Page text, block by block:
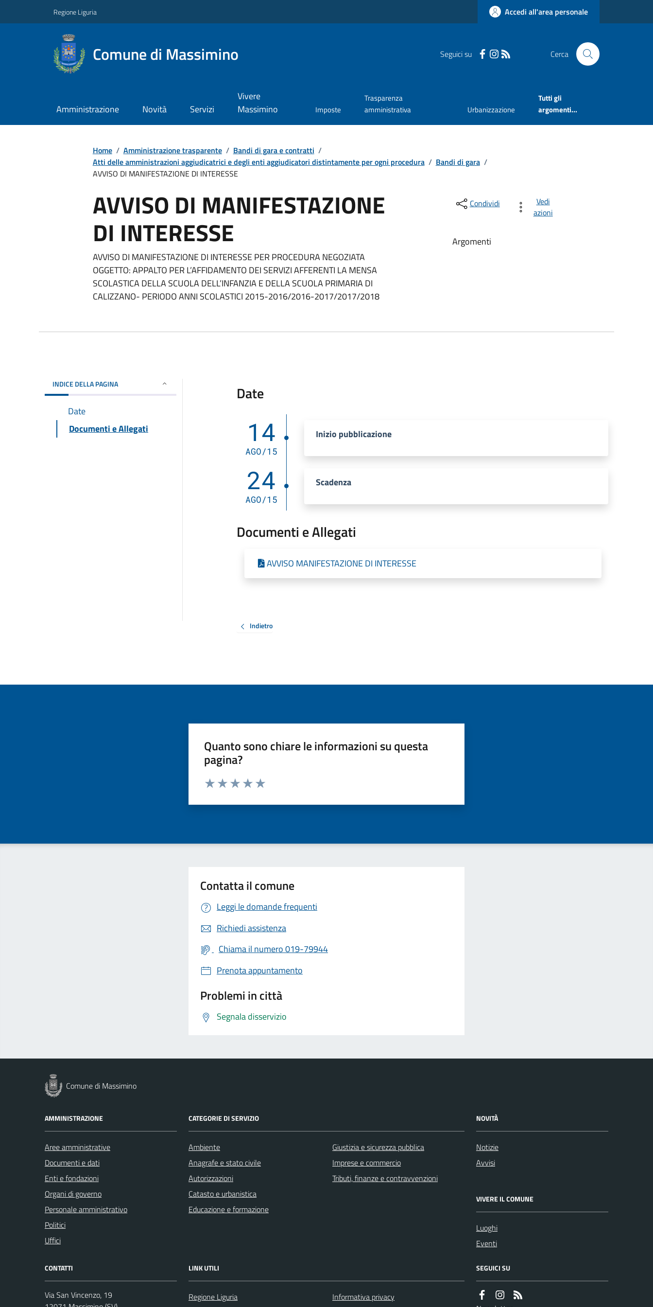
Regione Liguria Accedi all'area personale
Comune di Massimino Seguici su Cerca
Amministrazione Novità Servizi
Vivere
Massimino
Imposte
Trasparenza
amministrativa
Urbanizzazione
Tutti gli
argomenti...
Home / Amministrazione trasparente / Bandi di gara e contratti /
Atti delle amministrazioni aggiudicatrici e degli enti aggiudicatori distintamente per ogni procedura / Bandi di gara /
AVVISO DI MANIFESTAZIONE DI INTERESSE
AVVISO DI MANIFESTAZIONE
DI INTERESSE
AVVISO DI MANIFESTAZIONE DI INTERESSE PER PROCEDURA NEGOZIATA
OGGETTO: APPALTO PER L’AFFIDAMENTO DEI SERVIZI AFFERENTI LA MENSA
SCOLASTICA DELLA SCUOLA DELL’INFANZIA E DELLA SCUOLA PRIMARIA DI
CALIZZANO- PERIODO ANNI SCOLASTICI 2015-2016/2016-2017/2017/2018
Condividi
Vedi
azioni
Argomenti
INDICE DELLA PAGINA
Date
Documenti e Allegati
Date
14
AGO/15
Inizio pubblicazione
24
AGO/15
Scadenza
Documenti e Allegati
AVVISO MANIFESTAZIONE DI INTERESSE
Indietro
Quanto sono chiare le informazioni su questa
pagina?
Valuta da 1 a 5 stelle la pagina
Contatta il comune
Leggi le domande frequenti
Richiedi assistenza
Chiama il numero 019-79944
Prenota appuntamento
Problemi in città
Segnala disservizio
Comune di Massimino
AMMINISTRAZIONE
Aree amministrative
Documenti e dati
Enti e fondazioni
Organi di governo
Personale amministrativo
Politici
Uffici
CATEGORIE DI SERVIZIO
Ambiente
Anagrafe e stato civile
Autorizzazioni
Catasto e urbanistica
Educazione e formazione
Giustizia e sicurezza pubblica
Imprese e commercio
Tributi, finanze e contravvenzioni
NOVITÀ
Notizie
Avvisi
VIVERE IL COMUNE
Luoghi
Eventi
CONTATTI
Via San Vincenzo, 19
LINK UTILI
Regione Liguria
Informativa privacy
SEGUICI SU